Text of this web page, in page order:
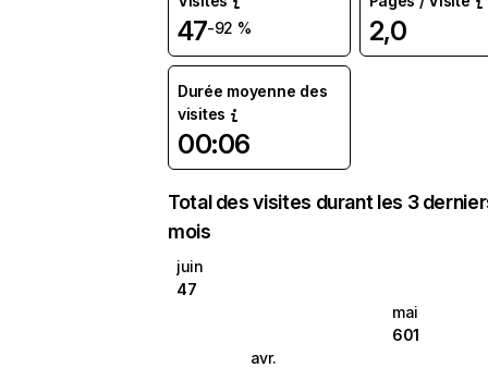
47-92 % 2,0
Durée moyenne des
visites
00:06
Total des visites durant les 3
mois
juin
47
mai
601
avr.